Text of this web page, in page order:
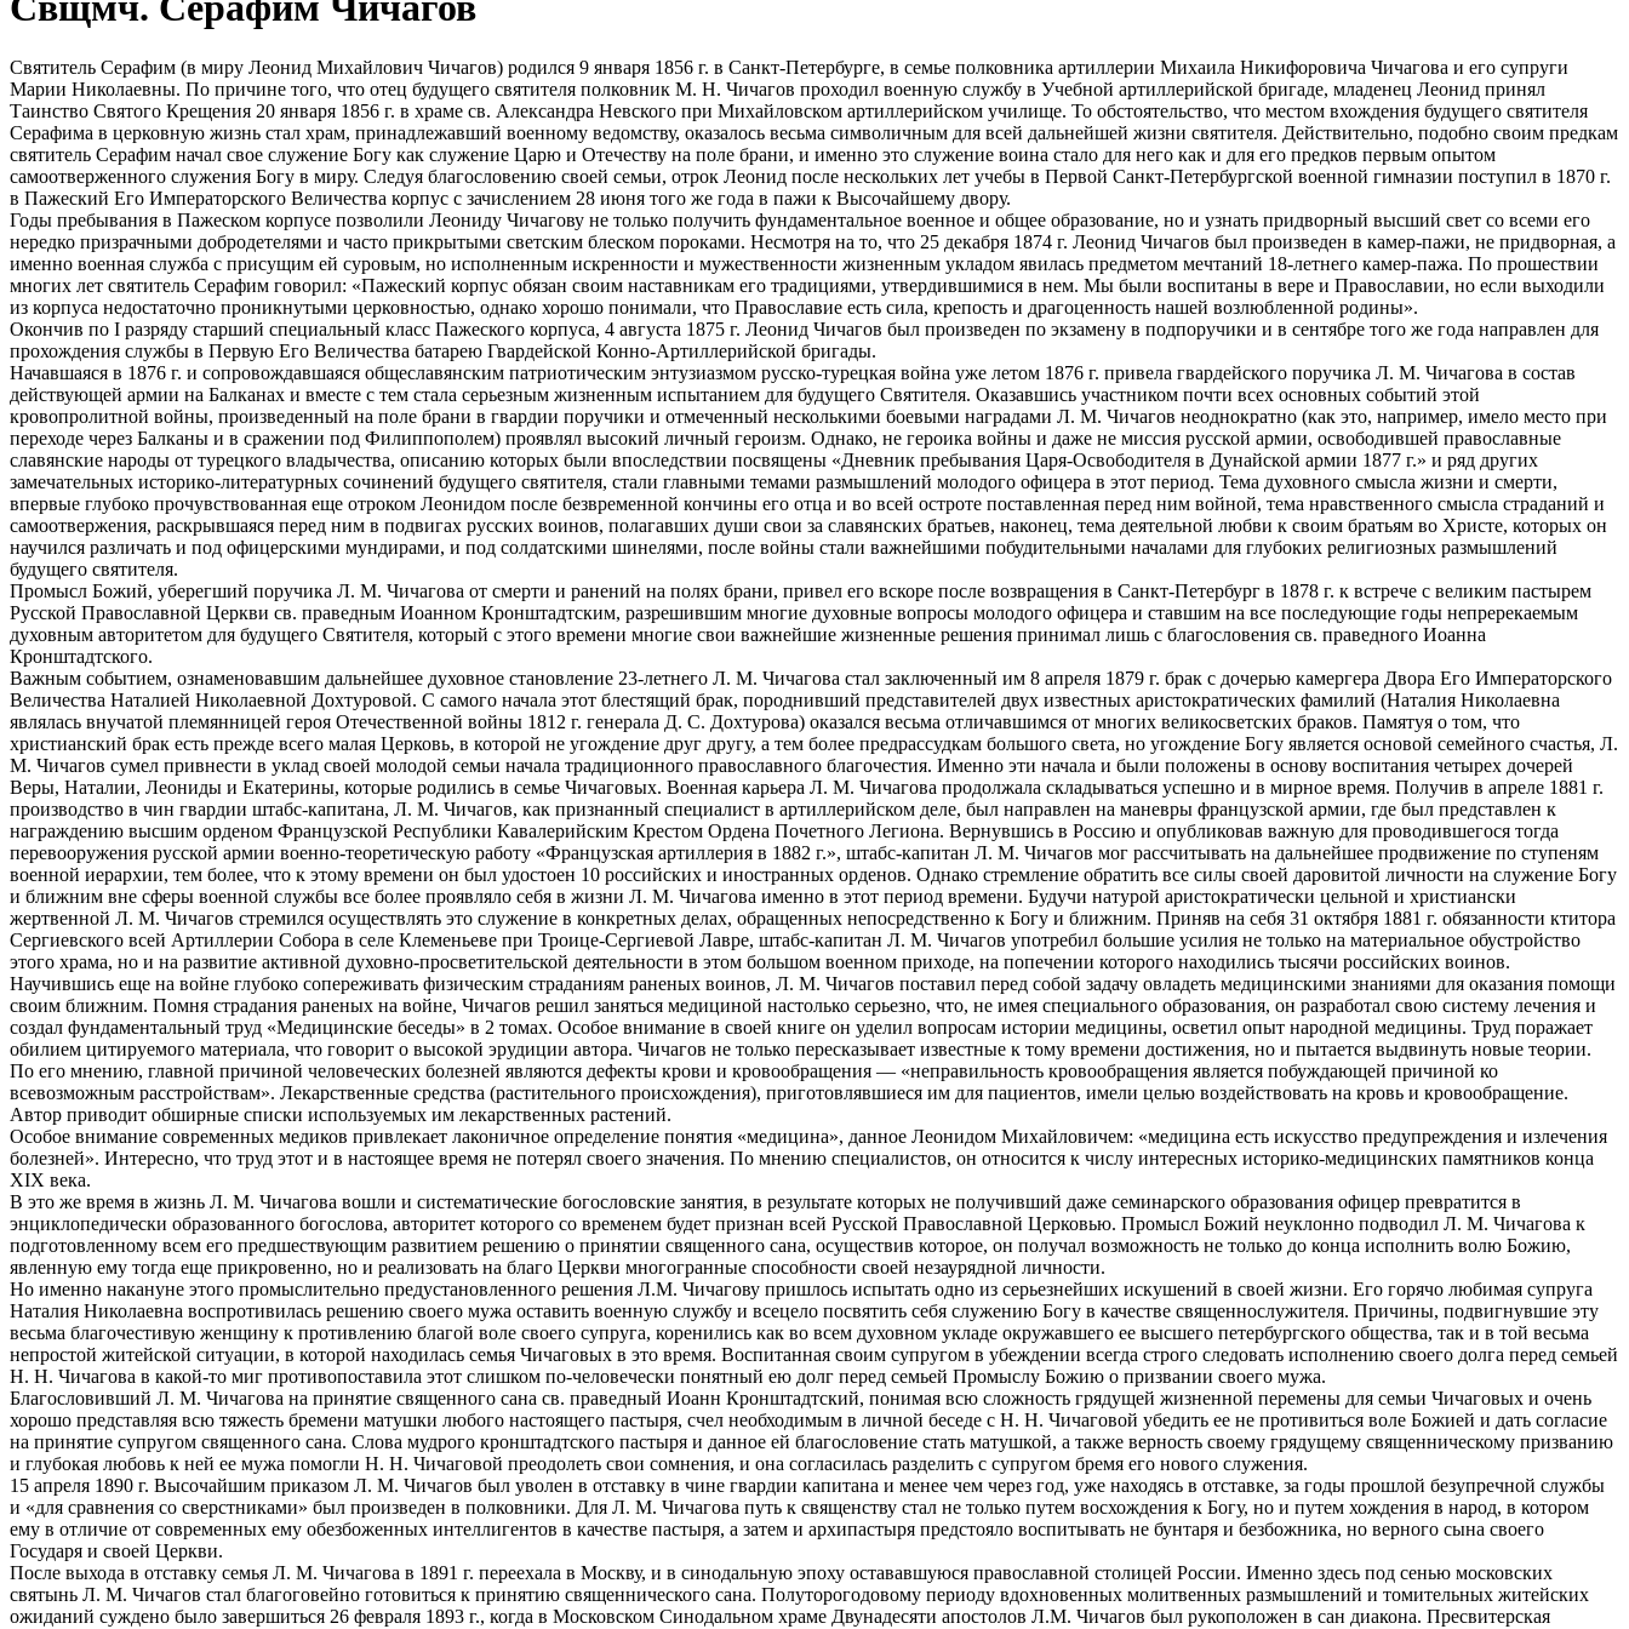
Святитель Серафим (в миру Леонид Михайлович Чичагов) родился 9 января 1856 г. в Санкт-Петербурге, в семье полковника артиллерии Михаила Никифоровича Чичагова и его супруги
Марии Николаевны. По причине того, что отец будущего святителя полковник М. Н. Чичагов проходил военную службу в Учебной артиллерийской бригаде, младенец Леонид принял
Таинство Святого Крещения 20 января 1856 г. в храме св. Александра Невского при Михайловском артиллерийском училище. То обстоятельство, что местом вхождения будущего святителя
Серафима в церковную жизнь стал храм, принадлежавший военному ведомству, оказалось весьма символичным для всей дальнейшей жизни святителя. Действительно, подобно своим предкам
святитель Серафим начал свое служение Богу как служение Царю и Отечеству на поле брани, и именно это служение воина стало для него как и для его предков первым опытом
самоотверженного служения Богу в миру. Следуя благословению своей семьи, отрок Леонид после нескольких лет учебы в Первой Санкт-Петербургской военной гимназии поступил в 1870 г.
в Пажеский Его Императорского Величества корпус с зачислением 28 июня того же года в пажи к Высочайшему двору.
Годы пребывания в Пажеском корпусе позволили Леониду Чичагову не только получить фундаментальное военное и общее образование, но и узнать придворный высший свет со всеми его
нередко призрачными добродетелями и часто прикрытыми светским блеском пороками. Несмотря на то, что 25 декабря 1874 г. Леонид Чичагов был произведен в камер-пажи, не придворная, а
именно военная служба с присущим ей суровым, но исполненным искренности и мужественности жизненным укладом явилась предметом мечтаний 18-летнего камер-пажа. По прошествии
многих лет святитель Серафим говорил: «Пажеский корпус обязан своим наставникам его традициями, утвердившимися в нем. Мы были воспитаны в вере и Православии, но если выходили
из корпуса недостаточно проникнутыми церковностью, однако хорошо понимали, что Православие есть сила, крепость и драгоценность нашей возлюбленной родины».
Окончив по I разряду старший специальный класс Пажеского корпуса, 4 августа 1875 г. Леонид Чичагов был произведен по экзамену в подпоручики и в сентябре того же года направлен для
прохождения службы в Первую Его Величества батарею Гвардейской Конно-Артиллерийской бригады.
Начавшаяся в 1876 г. и сопровождавшаяся общеславянским патриотическим энтузиазмом русско-турецкая война уже летом 1876 г. привела гвардейского поручика Л. М. Чичагова в состав
действующей армии на Балканах и вместе с тем стала серьезным жизненным испытанием для будущего Святителя. Оказавшись участником почти всех основных событий этой
кровопролитной войны, произведенный на поле брани в гвардии поручики и отмеченный несколькими боевыми наградами Л. М. Чичагов неоднократно (как это, например, имело место при
переходе через Балканы и в сражении под Филиппополем) проявлял высокий личный героизм. Однако, не героика войны и даже не миссия русской армии, освободившей православные
славянские народы от турецкого владычества, описанию которых были впоследствии посвящены «Дневник пребывания Царя-Освободителя в Дунайской армии 1877 г.» и ряд других
замечательных историко-литературных сочинений будущего святителя, стали главными темами размышлений молодого офицера в этот период. Тема духовного смысла жизни и смерти,
впервые глубоко прочувствованная еще отроком Леонидом после безвременной кончины его отца и во всей остроте поставленная перед ним войной, тема нравственного смысла страданий и
самоотвержения, раскрывшаяся перед ним в подвигах русских воинов, полагавших души свои за славянских братьев, наконец, тема деятельной любви к своим братьям во Христе, которых он
научился различать и под офицерскими мундирами, и под солдатскими шинелями, после войны стали важнейшими побудительными началами для глубоких религиозных размышлений
будущего святителя.
Промысл Божий, уберегший поручика Л. М. Чичагова от смерти и ранений на полях брани, привел его вскоре после возвращения в Санкт-Петербург в 1878 г. к встрече с великим пастырем
Русской Православной Церкви св. праведным Иоанном Кронштадтским, разрешившим многие духовные вопросы молодого офицера и ставшим на все последующие годы непререкаемым
духовным авторитетом для будущего Святителя, который с этого времени многие свои важнейшие жизненные решения принимал лишь с благословения св. праведного Иоанна
Кронштадтского.
Важным событием, ознаменовавшим дальнейшее духовное становление 23-летнего Л. М. Чичагова стал заключенный им 8 апреля 1879 г. брак с дочерью камергера Двора Его Императорского
Величества Наталией Николаевной Дохтуровой. С самого начала этот блестящий брак, породнивший представителей двух известных аристократических фамилий (Наталия Николаевна
являлась внучатой племянницей героя Отечественной войны 1812 г. генерала Д. С. Дохтурова) оказался весьма отличавшимся от многих великосветских браков. Памятуя о том, что
христианский брак есть прежде всего малая Церковь, в которой не угождение друг другу, а тем более предрассудкам большого света, но угождение Богу является основой семейного счастья, Л.
М. Чичагов сумел привнести в уклад своей молодой семьи начала традиционного православного благочестия. Именно эти начала и были положены в основу воспитания четырех дочерей
Веры, Наталии, Леониды и Екатерины, которые родились в семье Чичаговых. Военная карьера Л. М. Чичагова продолжала складываться успешно и в мирное время. Получив в апреле 1881 г.
производство в чин гвардии штабс-капитана, Л. М. Чичагов, как признанный специалист в артиллерийском деле, был направлен на маневры французской армии, где был представлен к
награждению высшим орденом Французской Республики Кавалерийским Крестом Ордена Почетного Легиона. Вернувшись в Россию и опубликовав важную для проводившегося тогда
перевооружения русской армии военно-теоретическую работу «Французская артиллерия в 1882 г.», штабс-капитан Л. М. Чичагов мог рассчитывать на дальнейшее продвижение по ступеням
военной иерархии, тем более, что к этому времени он был удостоен 10 российских и иностранных орденов. Однако стремление обратить все силы своей даровитой личности на служение Богу
и ближним вне сферы военной службы все более проявляло себя в жизни Л. М. Чичагова именно в этот период времени. Будучи натурой аристократически цельной и христиански
жертвенной Л. М. Чичагов стремился осуществлять это служение в конкретных делах, обращенных непосредственно к Богу и ближним. Приняв на себя 31 октября 1881 г. обязанности ктитора
Сергиевского всей Артиллерии Собора в селе Клеменьеве при Троице-Сергиевой Лавре, штабс-капитан Л. М. Чичагов употребил большие усилия не только на материальное обустройство
этого храма, но и на развитие активной духовно-просветительской деятельности в этом большом военном приходе, на попечении которого находились тысячи российских воинов.
Научившись еще на войне глубоко сопереживать физическим страданиям раненых воинов, Л. М. Чичагов поставил перед собой задачу овладеть медицинскими знаниями для оказания помощи
своим ближним. Помня страдания раненых на войне, Чичагов решил заняться медициной настолько серьезно, что, не имея специального образования, он разработал свою систему лечения и
создал фундаментальный труд «Медицинские беседы» в 2 томах. Особое внимание в своей книге он уделил вопросам истории медицины, осветил опыт народной медицины. Труд поражает
обилием цитируемого материала, что говорит о высокой эрудиции автора. Чичагов не только пересказывает известные к тому времени достижения, но и пытается выдвинуть новые теории.
По его мнению, главной причиной человеческих болезней являются дефекты крови и кровообращения — «неправильность кровообращения является побуждающей причиной ко
всевозможным расстройствам». Лекарственные средства (растительного происхождения), приготовлявшиеся им для пациентов, имели целью воздействовать на кровь и кровообращение.
Автор приводит обширные списки используемых им лекарственных растений.
Особое внимание современных медиков привлекает лаконичное определение понятия «медицина», данное Леонидом Михайловичем: «медицина есть искусство предупреждения и излечения
болезней». Интересно, что труд этот и в настоящее время не потерял своего значения. По мнению специалистов, он относится к числу интересных историко-медицинских памятников конца
XIX века.
В это же время в жизнь Л. М. Чичагова вошли и систематические богословские занятия, в результате которых не получивший даже семинарского образования офицер превратится в
энциклопедически образованного богослова, авторитет которого со временем будет признан всей Русской Православной Церковью. Промысл Божий неуклонно подводил Л. М. Чичагова к
подготовленному всем его предшествующим развитием решению о принятии священного сана, осуществив которое, он получал возможность не только до конца исполнить волю Божию,
явленную ему тогда еще прикровенно, но и реализовать на благо Церкви многогранные способности своей незаурядной личности.
Но именно накануне этого промыслительно предустановленного решения Л.М. Чичагову пришлось испытать одно из серьезнейших искушений в своей жизни. Его горячо любимая супруга
Наталия Николаевна воспротивилась решению своего мужа оставить военную службу и всецело посвятить себя служению Богу в качестве священнослужителя. Причины, подвигнувшие эту
весьма благочестивую женщину к противлению благой воле своего супруга, коренились как во всем духовном укладе окружавшего ее высшего петербургского общества, так и в той весьма
непростой житейской ситуации, в которой находилась семья Чичаговых в это время. Воспитанная своим супругом в убеждении всегда строго следовать исполнению своего долга перед семьей
Н. Н. Чичагова в какой-то миг противопоставила этот слишком по-человечески понятный ею долг перед семьей Промыслу Божию о призвании своего мужа.
Благословивший Л. М. Чичагова на принятие священного сана св. праведный Иоанн Кронштадтский, понимая всю сложность грядущей жизненной перемены для семьи Чичаговых и очень
хорошо представляя всю тяжесть бремени матушки любого настоящего пастыря, счел необходимым в личной беседе с Н. Н. Чичаговой убедить ее не противиться воле Божией и дать согласие
на принятие супругом священного сана. Слова мудрого кронштадтского пастыря и данное ей благословение стать матушкой, а также верность своему грядущему священническому призванию
и глубокая любовь к ней ее мужа помогли Н. Н. Чичаговой преодолеть свои сомнения, и она согласилась разделить с супругом бремя его нового служения.
15 апреля 1890 г. Высочайшим приказом Л. М. Чичагов был уволен в отставку в чине гвардии капитана и менее чем через год, уже находясь в отставке, за годы прошлой безупречной службы
и «для сравнения со сверстниками» был произведен в полковники. Для Л. М. Чичагова путь к священству стал не только путем восхождения к Богу, но и путем хождения в народ, в котором
ему в отличие от современных ему обезбоженных интеллигентов в качестве пастыря, а затем и архипастыря предстояло воспитывать не бунтаря и безбожника, но верного сына своего
Государя и своей Церкви.
После выхода в отставку семья Л. М. Чичагова в 1891 г. переехала в Москву, и в синодальную эпоху остававшуюся православной столицей России. Именно здесь под сенью московских
святынь Л. М. Чичагов стал благоговейно готовиться к принятию священнического сана. Полуторогодовому периоду вдохновенных молитвенных размышлений и томительных житейских
ожиданий суждено было завершиться 26 февраля 1893 г., когда в Московском Синодальном храме Двунадесяти апостолов Л.М. Чичагов был рукоположен в сан диакона. Пресвитерская